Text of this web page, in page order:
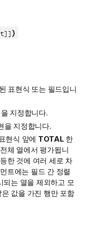
)
표현식 또는 필드입니
지정합니다.
을 지정합니다.
현식 앞에 TOTAL 한
체 열에서 평가됩니
한 것에 여러 세로 차
트에는 필드 간 정렬
되는 열을 제외하고 모
값을 가진 행만 포함